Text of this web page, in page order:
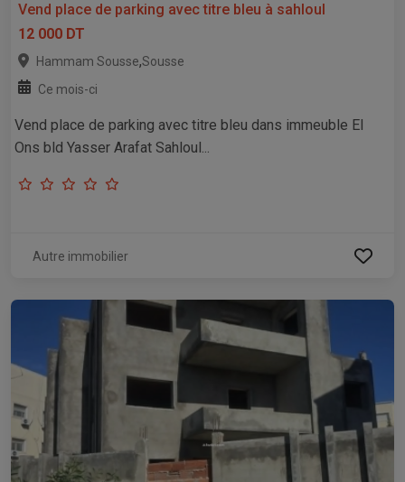
Vend place de parking avec titre bleu à sahloul
12 000 DT
Hammam Sousse,Sousse
Ce mois-ci
Vend place de parking avec titre bleu dans immeuble El
Ons bld Yasser Arafat Sahloul...
Autre immobilier